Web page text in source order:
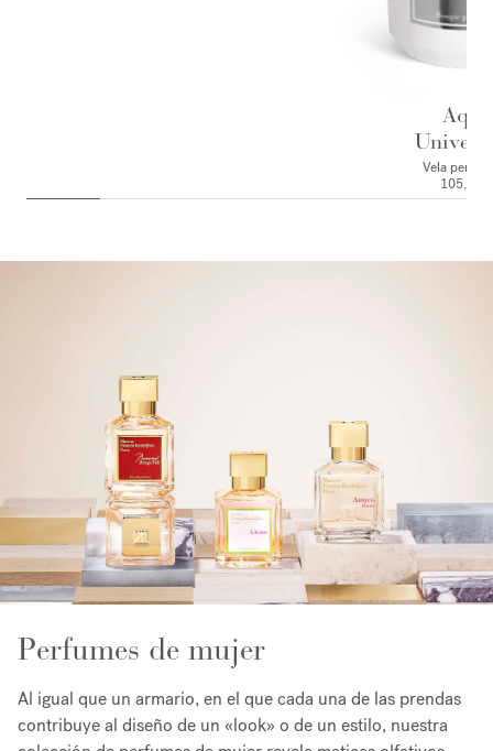
Aqua
Vela
105,00 €
Perfumes de mujer
Al igual que un armario, en el que cada una de las prendas
contribuye al diseño de un «look» o de un estilo, nuestra